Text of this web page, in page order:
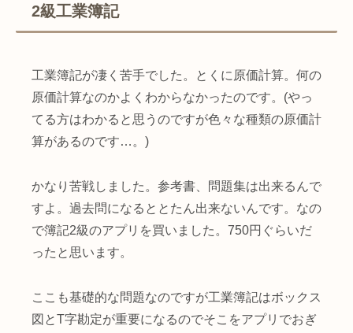
2級工業簿記
工業簿記が凄く苦手でした。とくに原価計算。何の
原価計算なのかよくわからなかったのです。(やっ
てる方はわかると思うのですが色々な種類の原価計
算があるのです…。)
かなり苦戦しました。参考書、問題集は出来るんで
すよ。過去問になるととたん出来ないんです。なの
で簿記2級のアプリを買いました。750円ぐらいだ
ったと思います。
ここも基礎的な問題なのですが工業簿記はボックス
図とT字勘定が重要になるのでそこをアプリでおぎ